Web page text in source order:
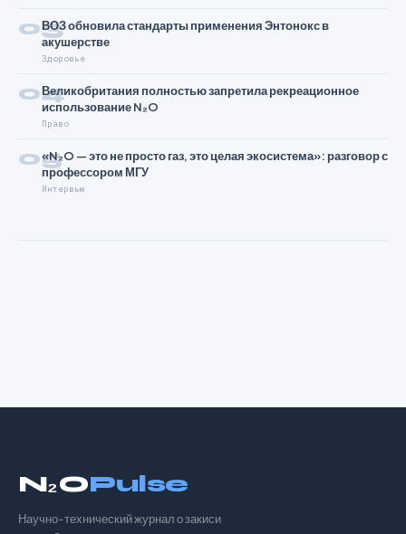
03ВОЗ обновила стандарты применения Энтонокс в
акушерстве
Здоровье
04Великобритания полностью запретила рекреационное
использование N₂O
Право
05«N₂O — это не просто газ, это целая экосистема»: разговор с
профессором МГУ
Интервью
N₂OPulse
Научно-технический журнал о закиси